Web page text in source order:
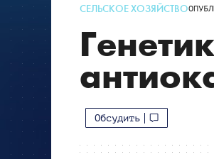
СЕЛЬСКОЕ ХОЗЯЙСТВО
Обсудить